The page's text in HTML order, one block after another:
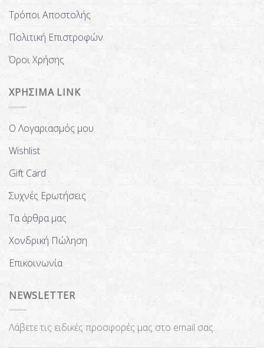
Τρόποι Αποστολής
Πολιτική Επιστροφών
Όροι Χρήσης
ΧΡΗΣΙΜΑ LINK
Ο Λογαριασμός μου
Wishlist
Gift Card
Συχνές Ερωτήσεις
Τα άρθρα μας
Χονδρική Πώληση
Επικοινωνία
NEWSLETTER
Λάβετε τις ειδικές προσφορές μας στο email σας.